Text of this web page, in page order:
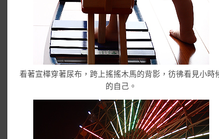
看著宣樺穿著尿布，跨上搖搖木馬的背影，彷彿看見小時
的自己。